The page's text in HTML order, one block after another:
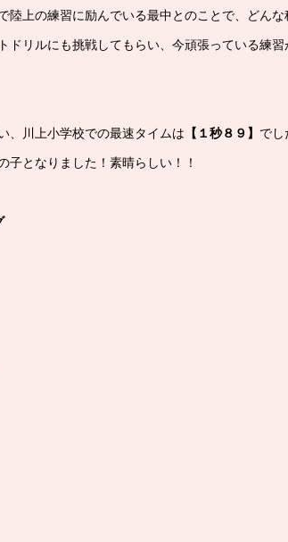
陸上の練習に励んでいる最中とのことで、どん
ドリルにも挑戦してもらい、今頑張っている練
、川上小学校での最速タイムは 【１秒８９】 でし
子となりました！素晴らしい！！